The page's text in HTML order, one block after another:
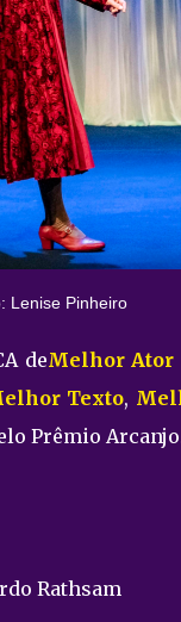
Lenise Pinheiro
deMelhor Ator
Texto,
Prêmio
Rathsam